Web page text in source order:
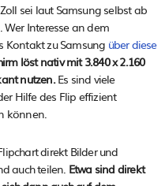
sei laut Samsung selbst ab
Interesse an dem
Kontakt zu Samsung über diese
löst nativ mit 3.840 x 2.160
nutzen.Es sind viele
Hilfe des Flip effizient
können.
direkt Bilder und
auch teilen. Etwa sind direkt